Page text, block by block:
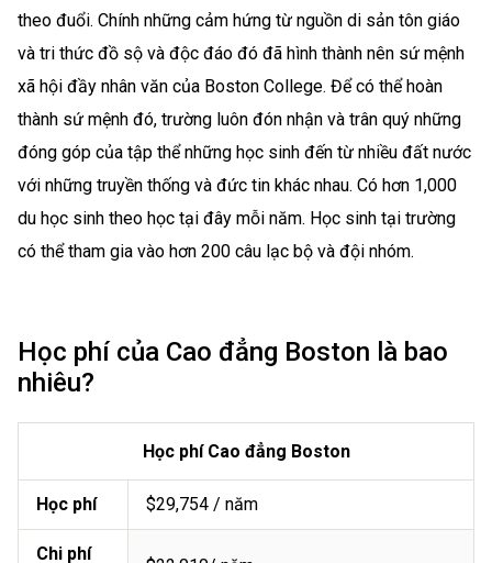
theo đuổi. Chính những cảm hứng từ nguồn di sản tôn giáo
và tri thức đồ sộ và độc đáo đó đã hình thành nên sứ mệnh
xã hội đầy nhân văn của Boston College. Để có thể hoàn
thành sứ mệnh đó, trường luôn đón nhận và trân quý những
đóng góp của tập thể những học sinh đến từ nhiều đất nước
với những truyền thống và đức tin khác nhau. Có hơn 1,000
du học sinh theo học tại đây mỗi năm. Học sinh tại trường
có thể tham gia vào hơn 200 câu lạc bộ và đội nhóm.
Học phí của Cao đẳng Boston là bao
nhiêu?
Học phí Cao đẳng Boston
Học phí $29,754 / năm
Chi phí